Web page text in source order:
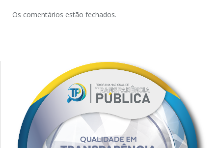
Os comentários estão fechados.